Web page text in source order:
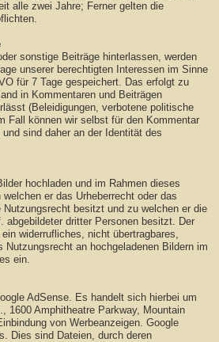
alle zwei Jahre; Ferner gelten die
sonstige Beiträge hinterlassen, werden
unserer berechtigten Interessen im Sinne
für 7 Tage gespeichert. Das erfolgt zu
in Kommentaren und Beiträgen
(Beleidigungen, verbotene politische
Fall können wir selbst für den Kommentar
sind daher an der Identität des
hochladen und im Rahmen dieses
er das Urheberrecht oder das
Nutzungsrecht besitzt und zu welchen er die
abgebildeter dritter Personen besitzt. Der
widerrufliches, nicht übertragbares,
Nutzungsrecht an hochgeladenen Bildern im
ein.
AdSense. Es handelt sich hierbei um
1600 Amphitheatre Parkway, Mountain
von Werbeanzeigen. Google
Dies sind Dateien, durch deren